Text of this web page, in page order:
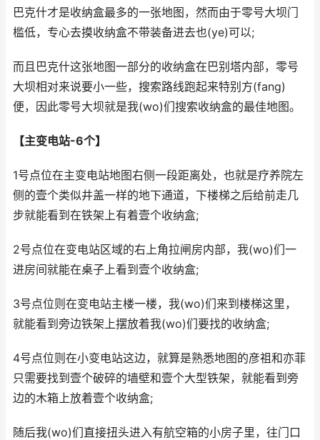
巴克什才是收纳盒最多的一张地图，然而由于零号大坝门
槛低，专心去摸收纳盒不带装备进去也(ye)可以;
而且巴克什这张地图一部分的收纳盒在巴别塔内部，零号
大坝相对来说要小一些，搜索路线跑起来特别方(fang)
便，因此零号大坝就是我(wo)们搜索收纳盒的最佳地图。
【主变电站-6个】
1号点位在主变电站地图右侧一段距离处，也就是疗养院左
侧的壹个类似井盖一样的地下通道，下楼梯之后给前走几
步就能看到在铁架上有着壹个收纳盒;
2号点位在变电站区域的右上角拉闸房内部，我(wo)们一
进房间就能在桌子上看到壹个收纳盒;
3号点位则在变电站主楼一楼，我(wo)们来到楼梯这里，
就能看到旁边铁架上摆放着我(wo)们要找的收纳盒;
4号点位则在小变电站这边，就算是熟悉地图的彦祖和亦菲
只需要找到壹个破碎的墙壁和壹个大型铁架，就能看到旁
边的木箱上放着壹个收纳盒;
随后我(wo)们直接扭头进入有航空箱的小房子里，往门口